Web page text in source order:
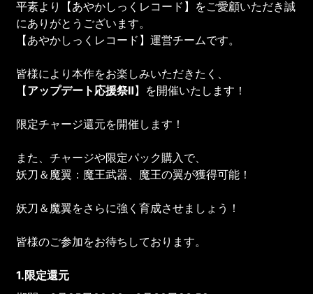
平素より【あやかしっくレコード】をご愛顧いただき誠
にありがとうございます。
【あやかしっくレコード】運営チームです。
皆様により本作をお楽しみいただきたく、
【アップデート応援祭Ⅱ】を開催いたします！
限定チャージ還元を開催します！
また、チャージや限定パック購入で、
妖刀＆魔翼：魔王武器、魔王の翼が獲得可能！
妖刀＆魔翼をさらに強く育成させましょう！
皆様のご参加をお待ちしております。
1.限定還元